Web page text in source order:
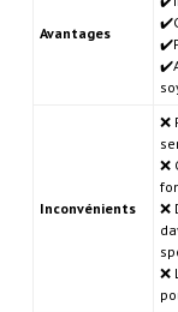
Avantages
Inconvénients
❌
❌
❌
❌